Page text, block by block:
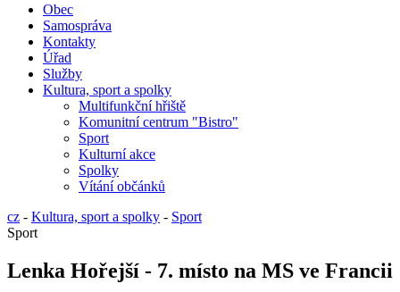
Obec
Samospráva
Kontakty
Úřad
Služby
Kultura, sport a spolky
Multifunkční hřiště
Komunitní centrum "Bistro"
Sport
Kulturní akce
Spolky
Vítání občánků
cz - Kultura, sport a spolky - Sport
Sport
Lenka Hořejší - 7. místo na MS ve Francii